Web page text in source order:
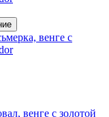
венге с